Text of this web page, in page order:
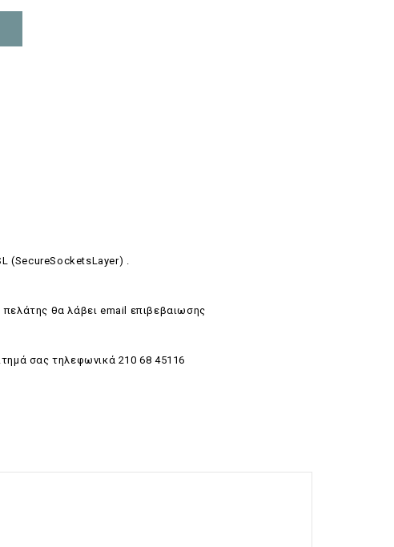
(SecureSocketsLayer) .
θα λάβει email επιβεβαιωσης
σας τηλεφωνικά 210 68 45116